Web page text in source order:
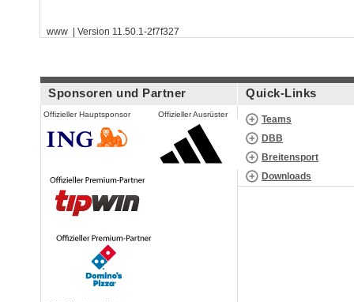
www | Version 11.50.1-2f7f327
Sponsoren und Partner
Offizieller Hauptsponsor Offizieller Ausrüster
Quick-Links
Teams
DBB
Breitensport
Downloads